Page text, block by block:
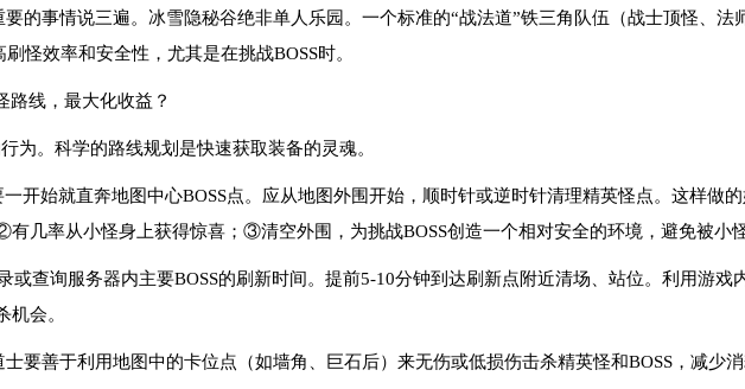
的事情说三遍。冰雪隐秘谷绝非单人乐园。一个标准的“战法道”铁三角队伍（战士顶怪、法
怪效率和安全性，尤其是在挑战BOSS时。
路线，最大化收益？
为。科学的路线规划是快速获取装备的灵魂。
一开始就直奔地图中心BOSS点。应从地图外围开始，顺时针或逆时针清理精英怪点。这样做
几率从小怪身上获得惊喜；③清空外围，为挑战BOSS创造一个相对安全的环境，避免被小怪
或查询服务器内主要BOSS的刷新时间。提前5-10分钟到达刷新点附近清场、站位。利用游戏
机会。
要善于利用地图中的卡位点（如墙角、巨石后）来无伤或低损伤击杀精英怪和BOSS，减少消